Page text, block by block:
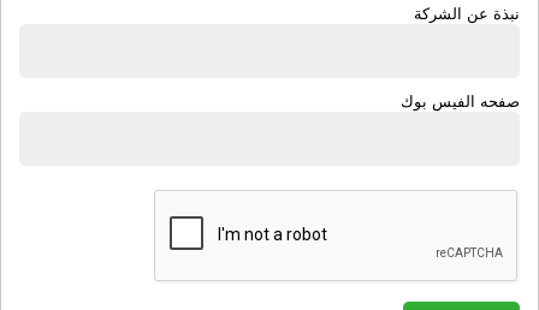
نبذة عن الشركة
صفحه الفيس بوك